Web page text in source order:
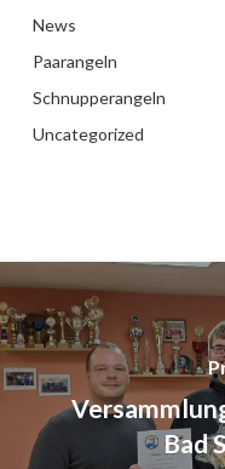
News
Paarangeln
Schnupperangeln
Uncategorized
Bad